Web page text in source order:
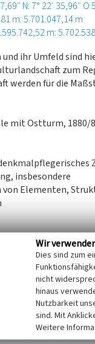
N: 7° 22′ 35,96″ O
m: 5.701.047,14 m
m:
und ihr Umfeld sind
zum
werden für die
mit Ostturm, 1880/
insbesondere
von Elementen,
/
zum Regionalplan
Wir
Dies sind zum
nicht
hinaus
Nutzbarkeit
sind. Mit
Weitere